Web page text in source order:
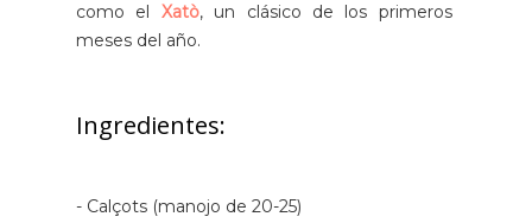
como el Xatò, un clásico de los primeros
meses del año.
Ingredientes:
- Calçots (manojo de 20-25)